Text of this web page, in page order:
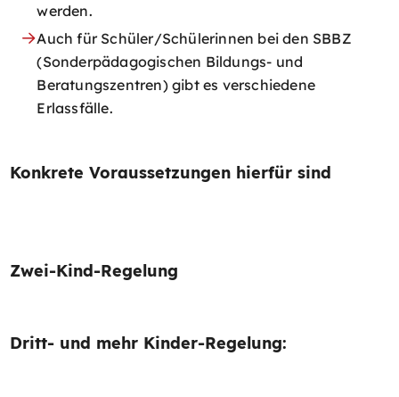
werden.
Auch für Schüler/Schülerinnen bei den SBBZ
(Sonderpädagogischen Bildungs- und
Beratungszentren) gibt es verschiedene
Erlassfälle.
Konkrete Voraussetzungen hierfür sind
Zwei-Kind-Regelung
Dritt- und mehr Kinder-Regelung: